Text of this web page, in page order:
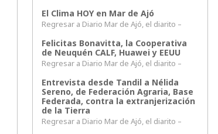
El Clima HOY en Mar de Ajó
Regresar a Diario Mar de Ajó, el diarito –
Felicitas Bonavitta, la Cooperativa
de Neuquén CALF, Huawei y EEUU
Regresar a Diario Mar de Ajó, el diarito –
Entrevista desde Tandil a Nélida
Sereno, de Federación Agraria, Base
Federada, contra la extranjerización
de la Tierra
Regresar a Diario Mar de Ajó, el diarito –